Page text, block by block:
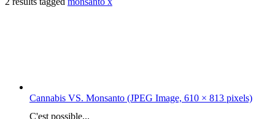
Cannabis VS. Monsanto (JPEG Image, 610 × 813 pixels)
C'est possible...